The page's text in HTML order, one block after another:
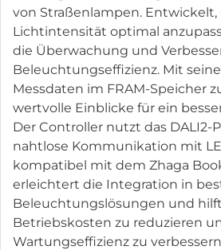
von Straßenlampen. Entwickelt,
Lichtintensität optimal
die Überwachung und
Beleuchtungseffizienz. Mit
Messdaten im FRAM-Speicher
wertvolle Einblicke für ein
Der Controller nutzt das DALI2-
nahtlose Kommunikation mit
kompatibel mit dem Zhaga
erleichtert die Integration in
Beleuchtungslösungen und
Betriebskosten zu reduzieren
Wartungseffizienz zu